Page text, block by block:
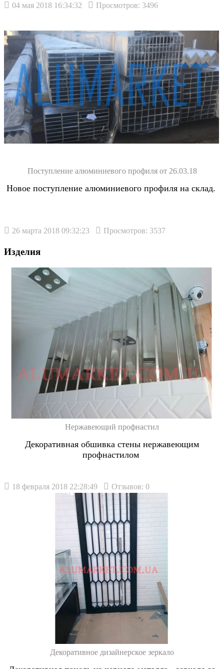
04 мая 2018 16:34:32 Просмотров: 3496
Поступление алюминиевого профиля от 26.03.18
Новое поступление алюминиевого профиля на склад.
26 марта 2018 09:32:23 Просмотров: 3537
Изделия
Нержавеющий профнастил
Декоративная обшивка стены нержавеющим
профнастилом
18 февраля 2018 22:28:49 Отзывов: 0
Декоративное дизайнерское зеркало